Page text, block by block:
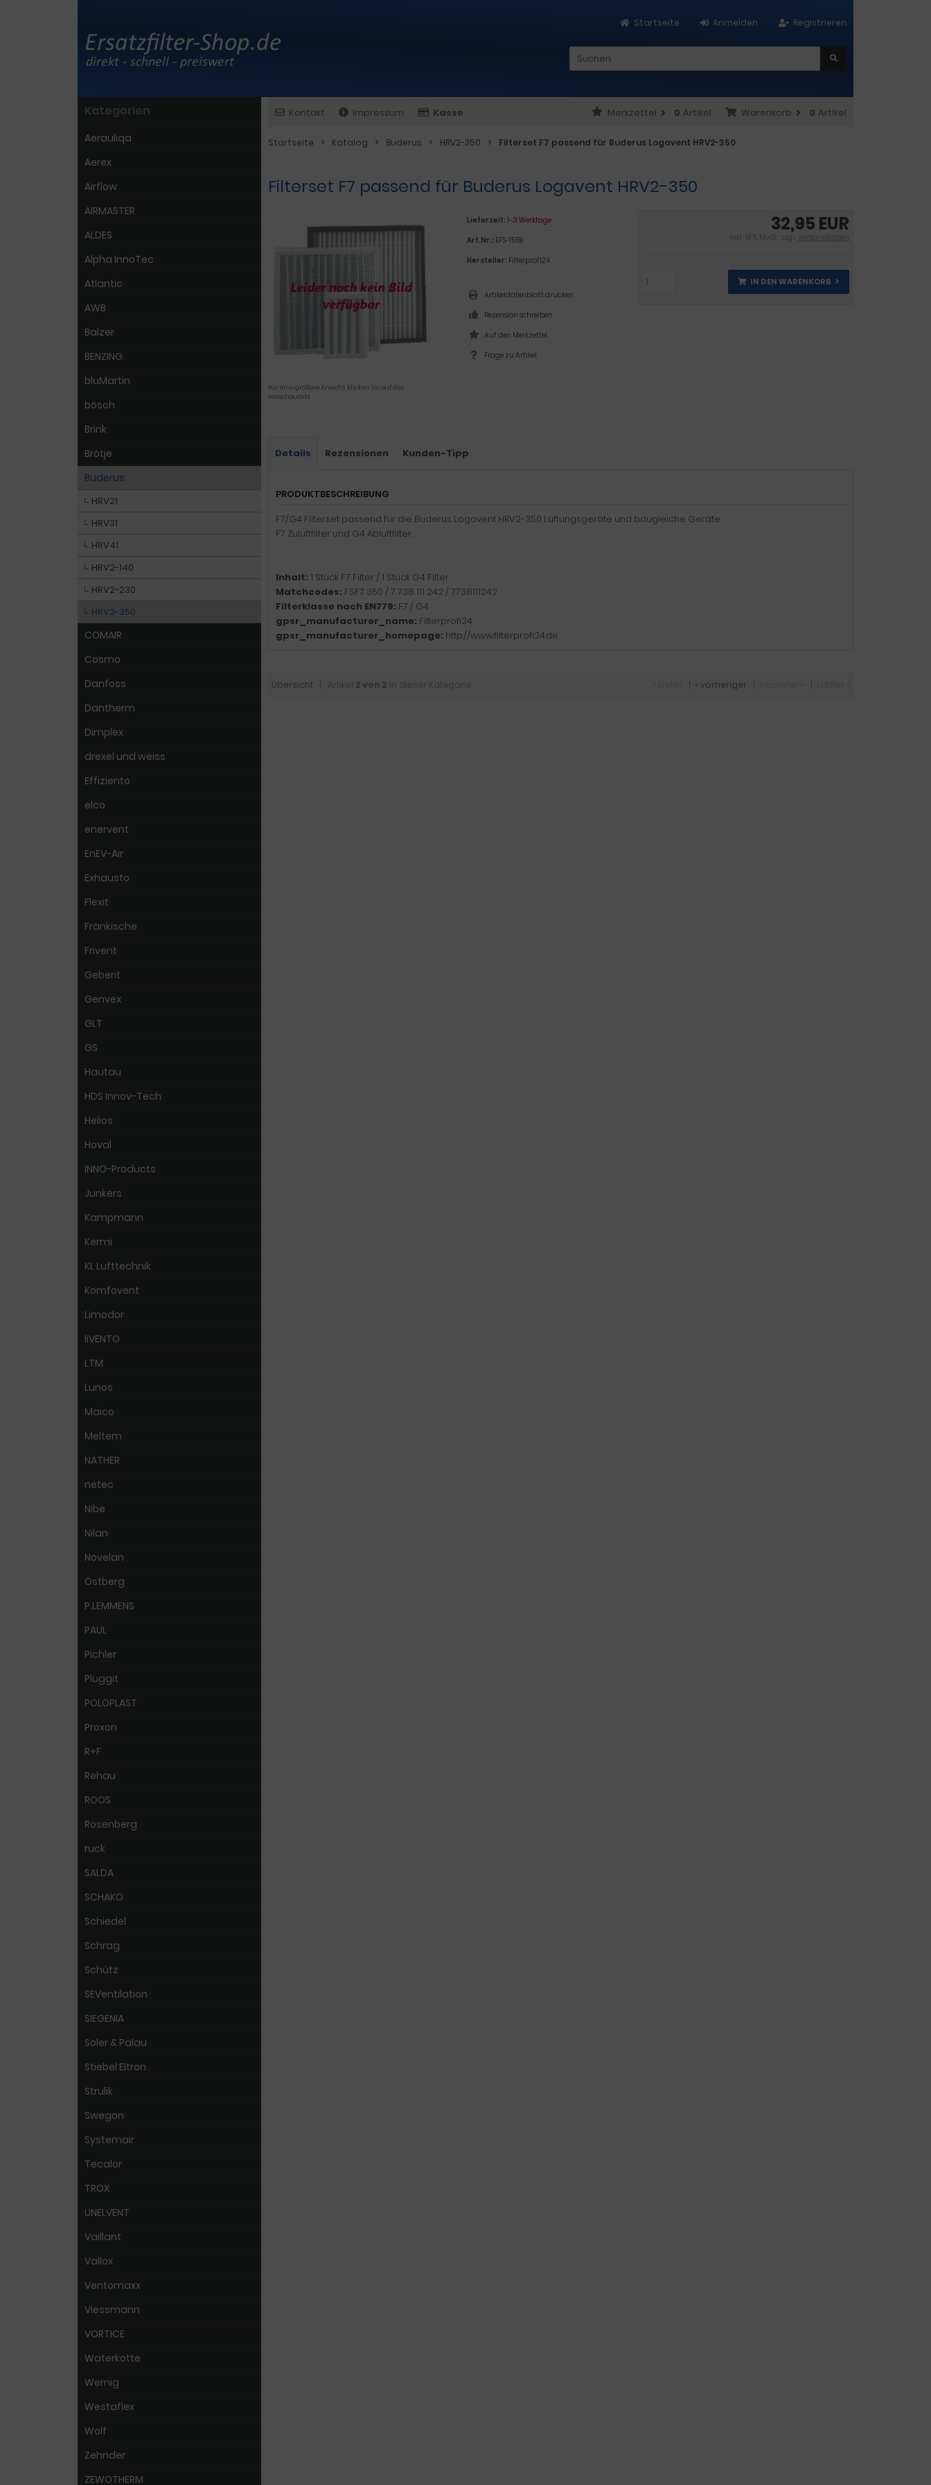
Registrieren
Anmelden
Startseite
Kontakt Impressum Kasse Warenkorb 0 Artikel
Merkzettel 0 Artikel
Startseite Katalog Buderus HRV2-350 Filterset F7 passend für Buderus Logavent HRV2-350
Filterset F7 passend für Buderus Logavent HRV2-350
Für eine größere Ansicht klicken Sie auf das
Vorschaubild
32,95 EUR
inkl. 19 % MwSt. zzgl. Versandkosten
IN DEN WARENKORB
Lieferzeit: 1-3 Werktage
Art.Nr.: EFS-1559
Hersteller: Filterprofi24
Artikeldatenblatt drucken
Rezension schreiben
Frage zu Artikel
Details Rezensionen Kunden-Tipp
PRODUKTBESCHREIBUNG
F7/G4 Filterset passend für die Buderus Logavent HRV2-350 Lüftungsgeräte und baugleiche Geräte.
F7 Zuluftfilter und G4 Abluftfilter.
Inhalt: 1 Stück F7 Filter / 1 Stück G4 Filter
Matchcodes: FSF7 350 / 7 738 111 242 / 7738111242
Filterklasse nach EN779: F7 / G4
gpsr_manufacturer_name: Filterprofi24
gpsr_manufacturer_homepage: http://www.filterprofi24.de
Übersicht | Artikel 2 von 2 in dieser Kategorie « vorheriger
Kategorien
Aerauliqa
Aerex
Airflow
AIRMASTER
ALDES
Alpha InnoTec
Atlantic
AWB
Balzer
BENZING
bluMartin
bösch
Brink
Brötje
Buderus
HRV21
HRV31
HRV41
HRV2-140
HRV2-230
HRV2-350
COMAIR
Cosmo
Danfoss
Dantherm
Dimplex
drexel und weiss
Effiziento
elco
enervent
EnEV-Air
Exhausto
Flexit
Fränkische
Frivent
Geberit
Genvex
GLT
GS
Hautau
HDS Innov-Tech
Helios
Hoval
INNO-Products
Junkers
Kampmann
Kermi
KL Lufttechnik
Komfovent
Limodor
liVENTO
LTM
Lunos
Maico
Meltem
NATHER
netec
Nibe
Nilan
Novelan
Östberg
P.LEMMENS
PAUL
Pichler
Pluggit
POLOPLAST
Proxon
R+F
Rehau
ROOS
Rosenberg
ruck
SALDA
SCHAKO
Schiedel
Schrag
Schütz
SEVentilation
SIEGENIA
Soler & Palau
Stiebel Eltron
Strulik
Swegon
Systemair
Tecalor
TROX
UNELVENT
Vaillant
Vallox
Ventomaxx
Viessmann
VORTICE
Waterkotte
Wernig
Westaflex
Wolf
Zehnder
ZEWOTHERM